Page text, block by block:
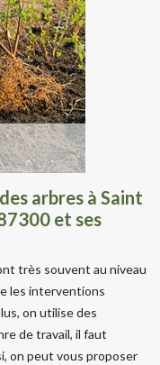
arbres à Saint
et ses
très souvent au niveau
les interventions
on utilise des
de travail, il faut
on peut vous proposer